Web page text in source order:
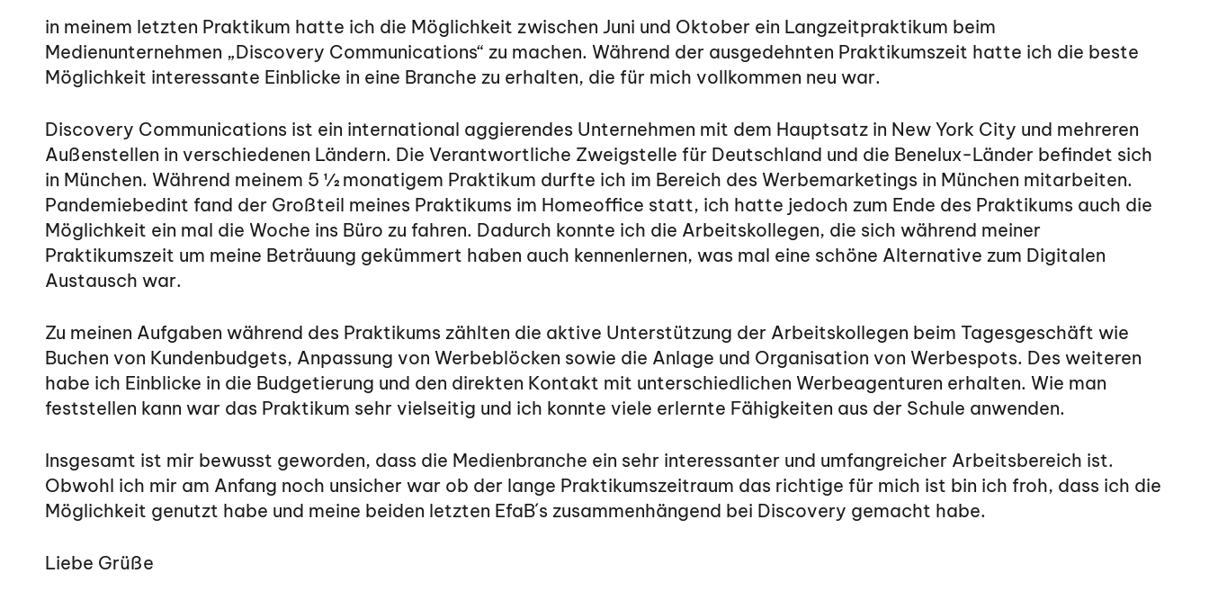
in meinem letzten Praktikum hatte ich die Möglichkeit zwischen Juni und Oktober ein Langzeitpraktikum beim
Medienunternehmen „Discovery Communications“ zu machen. Während der ausgedehnten Praktikumszeit hatte ich die beste
Möglichkeit interessante Einblicke in eine Branche zu erhalten, die für mich vollkommen neu war.
Discovery Communications ist ein international aggierendes Unternehmen mit dem Hauptsatz in New York City und mehreren
Außenstellen in verschiedenen Ländern. Die Verantwortliche Zweigstelle für Deutschland und die Benelux-Länder befindet sich
in München. Während meinem 5 ½ monatigem Praktikum durfte ich im Bereich des Werbemarketings in München mitarbeiten.
Pandemiebedint fand der Großteil meines Praktikums im Homeoffice statt, ich hatte jedoch zum Ende des Praktikums auch die
Möglichkeit ein mal die Woche ins Büro zu fahren. Dadurch konnte ich die Arbeitskollegen, die sich während meiner
Praktikumszeit um meine Beträuung gekümmert haben auch kennenlernen, was mal eine schöne Alternative zum Digitalen
Austausch war.
Zu meinen Aufgaben während des Praktikums zählten die aktive Unterstützung der Arbeitskollegen beim Tagesgeschäft wie
Buchen von Kundenbudgets, Anpassung von Werbeblöcken sowie die Anlage und Organisation von Werbespots. Des weiteren
habe ich Einblicke in die Budgetierung und den direkten Kontakt mit unterschiedlichen Werbeagenturen erhalten. Wie man
feststellen kann war das Praktikum sehr vielseitig und ich konnte viele erlernte Fähigkeiten aus der Schule anwenden.
Insgesamt ist mir bewusst geworden, dass die Medienbranche ein sehr interessanter und umfangreicher Arbeitsbereich ist.
Obwohl ich mir am Anfang noch unsicher war ob der lange Praktikumszeitraum das richtige für mich ist bin ich froh, dass ich die
Möglichkeit genutzt habe und meine beiden letzten EfaB´s zusammenhängend bei Discovery gemacht habe.
Liebe Grüße